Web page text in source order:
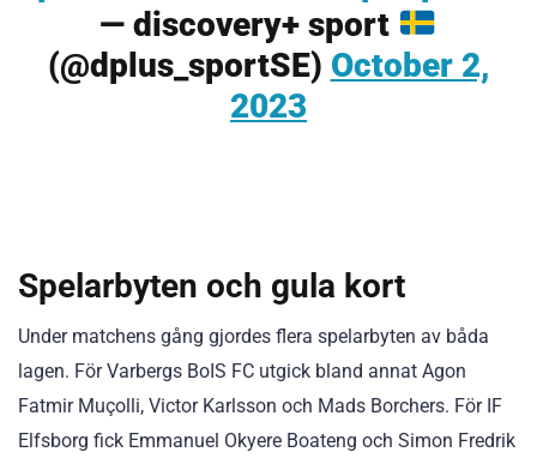
— discovery+ sport
(@dplus_sportSE) October 2,
2023
Spelarbyten och gula kort
Under matchens gång gjordes flera spelarbyten av båda
lagen. För Varbergs BoIS FC utgick bland annat Agon
Fatmir Muçolli, Victor Karlsson och Mads Borchers. För IF
Elfsborg fick Emmanuel Okyere Boateng och Simon Fredrik